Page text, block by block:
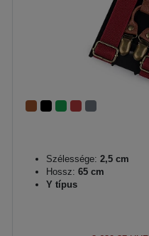
Szélessége: 2,5 cm
Hossz: 65 cm
Y típus